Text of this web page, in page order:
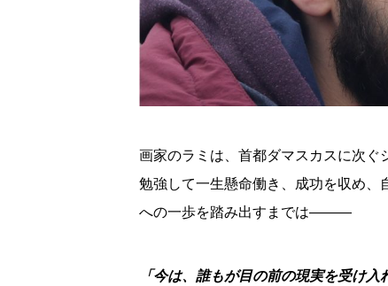
画家のラミは、首都ダマスカスに次ぐ
勉強して一生懸命働き、成功を収め、
への一歩を踏み出すまでは———
「今は、誰もが目の前の現実を受け